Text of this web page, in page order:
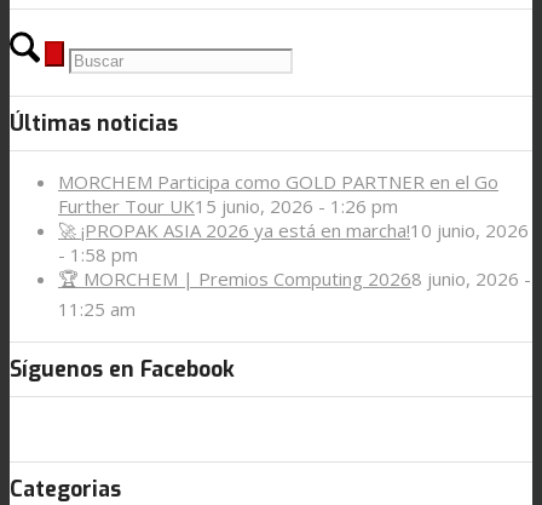
Últimas noticias
MORCHEM Participa como GOLD PARTNER en el Go
Further Tour UK15 junio, 2026 - 1:26 pm
🚀 ¡PROPAK ASIA 2026 ya está en marcha!10 junio, 2026
- 1:58 pm
🏆 MORCHEM | Premios Computing 20268 junio, 2026 -
11:25 am
Síguenos en Facebook
Categorias